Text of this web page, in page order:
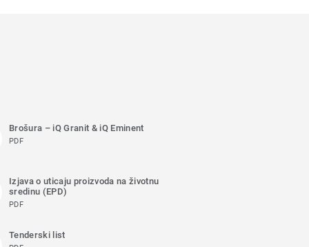
Brošura – iQ Granit & iQ Eminent
PDF
Izjava o uticaju proizvoda na životnu
sredinu (EPD)
PDF
Tenderski list